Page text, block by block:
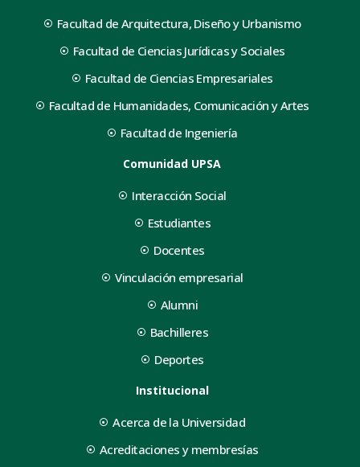
Facultad de Arquitectura, Diseño y Urbanismo
Facultad de Ciencias Jurídicas y Sociales
Facultad de Ciencias Empresariales
Facultad de Humanidades, Comunicación y Artes
Facultad de Ingeniería
Comunidad UPSA
Interacción Social
Estudiantes
Docentes
Vinculación empresarial
Alumni
Bachilleres
Deportes
Institucional
Acerca de la Universidad
Acreditaciones y membresías